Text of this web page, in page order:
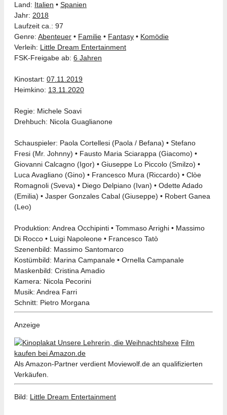
Land: Italien • Spanien
Jahr: 2018
Laufzeit ca.: 97
Genre: Abenteuer • Familie • Fantasy • Komödie
Verleih: Little Dream Entertainment
FSK-Freigabe ab: 6 Jahren
Kinostart: 07.11.2019
Heimkino: 13.11.2020
Regie: Michele Soavi
Drehbuch: Nicola Guaglianone
Schauspieler: Paola Cortellesi (Paola / Befana) • Stefano
Fresi (Mr. Johnny) • Fausto Maria Sciarappa (Giacomo) •
Giovanni Calcagno (Igor) • Giuseppe Lo Piccolo (Smilzo) •
Luca Avagliano (Gino) • Francesco Mura (Riccardo) • Clòe
Romagnoli (Sveva) • Diego Delpiano (Ivan) • Odette Adado
(Emilia) • Jasper Gonzales Cabal (Giuseppe) • Robert Ganea
(Leo)
Produktion: Andrea Occhipinti • Tommaso Arrighi • Massimo
Di Rocco • Luigi Napoleone • Francesco Tatò
Szenenbild: Massimo Santomarco
Kostümbild: Marina Campanale • Ornella Campanale
Maskenbild: Cristina Amadio
Kamera: Nicola Pecorini
Musik: Andrea Farri
Schnitt: Pietro Morgana
Anzeige
Film
kaufen bei Amazon.de
Als Amazon-Partner verdient Moviewolf.de an qualifizierten
Verkäufen.
Bild: Little Dream Entertainment